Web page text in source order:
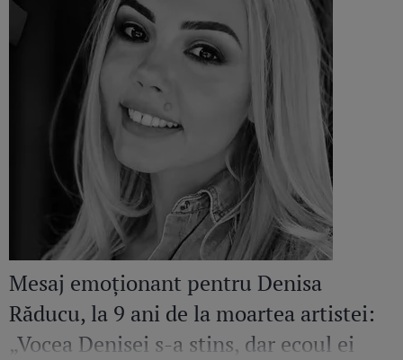
Mesaj emoționant pentru Denisa
Răducu, la 9 ani de la moartea artistei:
„Vocea Denisei s-a stins, dar ecoul ei